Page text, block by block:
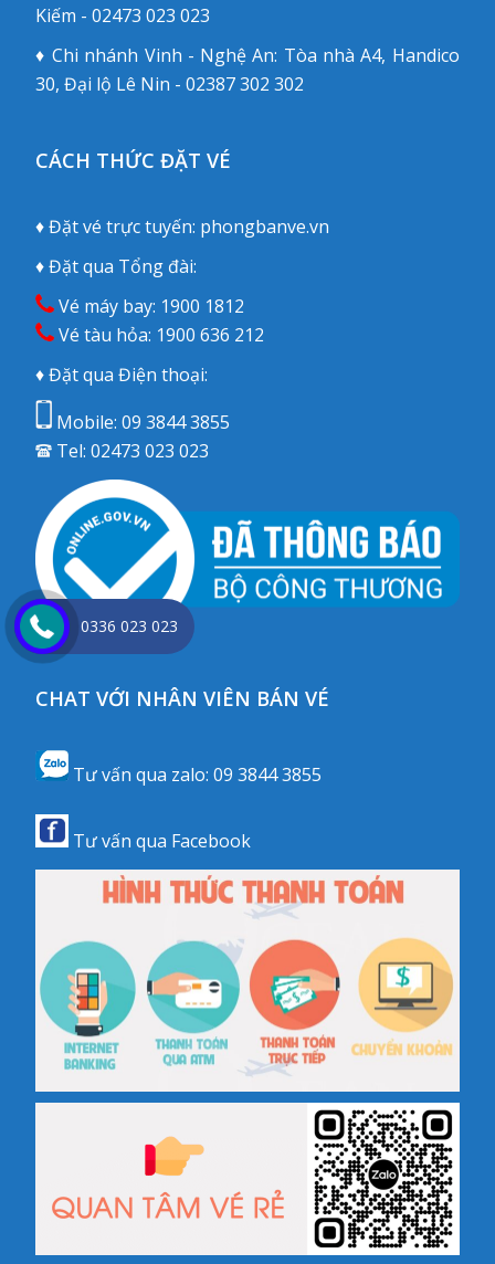
Kiếm - 02473 023 023
♦ Chi nhánh Vinh - Nghệ An: Tòa nhà A4, Handico
30, Đại lộ Lê Nin - 02387 302 302
CÁCH THỨC ĐẶT VÉ
♦ Đặt vé trực tuyến: phongbanve.vn
♦ Đặt qua Tổng đài:
Vé máy bay: 1900 1812
Vé tàu hỏa: 1900 636 212
♦ Đặt qua Điện thoại:
Mobile:09 3844 3855
Tel:02473 023 023
CHAT VỚI NHÂN VIÊN BÁN VÉ
Tư vấn qua zalo:09 3844 3855
Tư vấn qua Facebook
0336 023 023